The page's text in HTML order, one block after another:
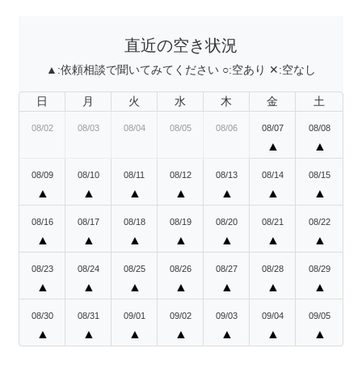
直近の空き状況
▲:依頼相談で聞いてみてください ○:空あり ✕:空なし
日 月 火 水 木 金 土
08/02 08/03 08/04 08/05 08/06 08/07
▲
08/08
▲
08/09
▲
08/10
▲
08/11
▲
08/12
▲
08/13
▲
08/14
▲
08/15
▲
08/16
▲
08/17
▲
08/18
▲
08/19
▲
08/20
▲
08/21
▲
08/22
▲
08/23
▲
08/24
▲
08/25
▲
08/26
▲
08/27
▲
08/28
▲
08/29
▲
08/30
▲
08/31
▲
09/01
▲
09/02
▲
09/03
▲
09/04
▲
09/05
▲